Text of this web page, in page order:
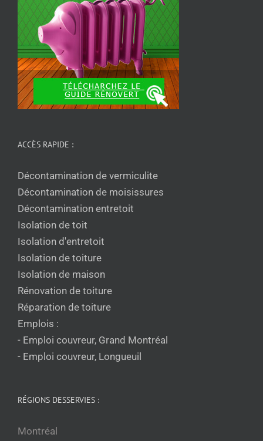
ACCÈS RAPIDE :
Décontamination de vermiculite
Décontamination de moisissures
Décontamination entretoit
Isolation de toit
Isolation d'entretoit
Isolation de toiture
Isolation de maison
Rénovation de toiture
Réparation de toiture
Emplois :
- Emploi couvreur, Grand Montréal
- Emploi couvreur, Longueuil
RÉGIONS DESSERVIES :
Montréal